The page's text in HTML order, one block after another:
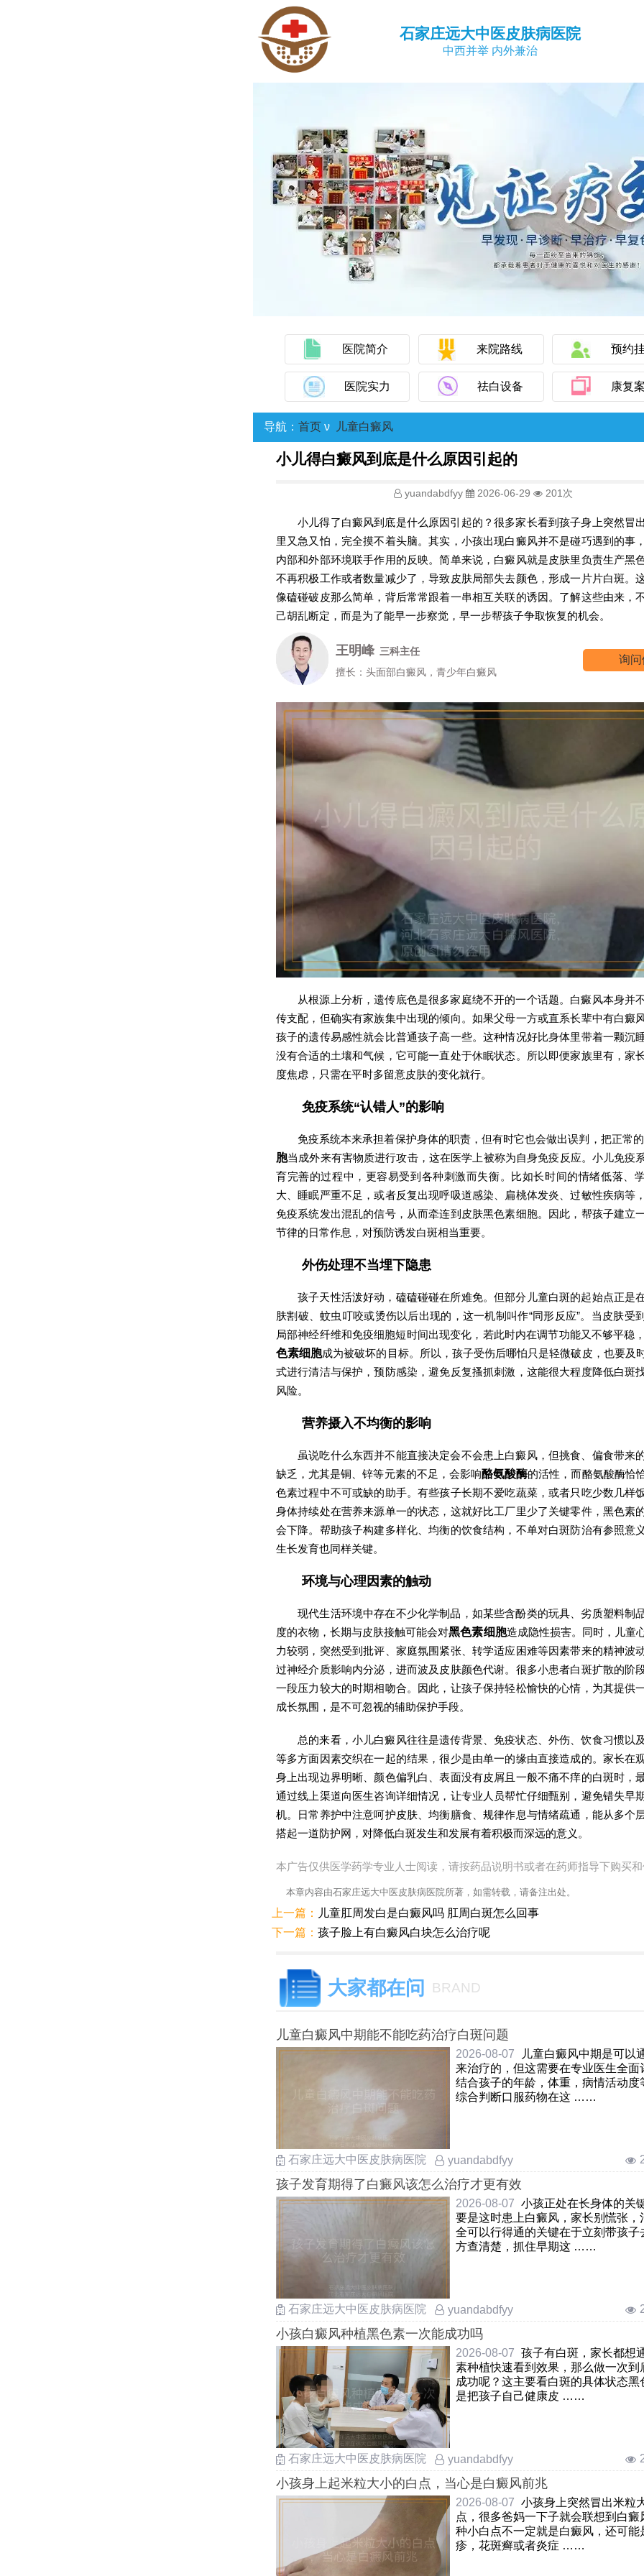
石家庄远大中医皮肤病医院
中西并举 内外兼治
医院简介 来院路线 预约
医院实力 祛白设备 康复
导航： 首页 ν 儿童白癜风
小儿得白癜风到底是什么原因引起的
yuandabdfyy 2026-06-29 201次
小儿得了白癜风到底是什么原因引起的？很多家长看到孩子身上突然冒
里又急又怕，完全摸不着头脑。其实，小孩出现白癜风并不是碰巧遇到的事
内部和外部环境联手作用的反映。简单来说，白癜风就是皮肤里负责生产黑
不再积极工作或者数量减少了，导致皮肤局部失去颜色，形成一片片白斑。
像磕碰破皮那么简单，背后常常跟着一串相互关联的诱因。了解这些由来，
己胡乱断定，而是为了能早一步察觉，早一步帮孩子争取恢复的机会。
王明峰 三科主任
擅长：头面部白癜风，青少年白癜风
询
从根源上分析，遗传底色是很多家庭绕不开的一个话题。白癜风本身并
传支配，但确实有家族集中出现的倾向。如果父母一方或直系长辈中有白癜
孩子的遗传易感性就会比普通孩子高一些。这种情况好比身体里带着一颗沉
没有合适的土壤和气候，它可能一直处于休眠状态。所以即便家族里有，家
度焦虑，只需在平时多留意皮肤的变化就行。
免疫系统“认错人”的影响
免疫系统本来承担着保护身体的职责，但有时它也会做出误判，把正常的
胞当成外来有害物质进行攻击，这在医学上被称为自身免疫反应。小儿免疫
育完善的过程中，更容易受到各种刺激而失衡。比如长时间的情绪低落、
大、睡眠严重不足，或者反复出现呼吸道感染、扁桃体发炎、过敏性疾病等
免疫系统发出混乱的信号，从而牵连到皮肤黑色素细胞。因此，帮孩子建立
节律的日常作息，对预防诱发白斑相当重要。
外伤处理不当埋下隐患
孩子天性活泼好动，磕磕碰碰在所难免。但部分儿童白斑的起始点正是
肤割破、蚊虫叮咬或烫伤以后出现的，这一机制叫作“同形反应”。当皮肤受
局部神经纤维和免疫细胞短时间出现变化，若此时内在调节功能又不够平稳
色素细胞成为被破坏的目标。所以，孩子受伤后哪怕只是轻微破皮，也要及
式进行清洁与保护，预防感染，避免反复搔抓刺激，这能很大程度降低白斑
风险。
营养摄入不均衡的影响
虽说吃什么东西并不能直接决定会不会患上白癜风，但挑食、偏食带来
缺乏，尤其是铜、锌等元素的不足，会影响酪氨酸酶的活性，而酪氨酸酶恰
色素过程中不可或缺的助手。有些孩子长期不爱吃蔬菜，或者只吃少数几样
身体持续处在营养来源单一的状态，这就好比工厂里少了关键零件，黑色素
会下降。帮助孩子构建多样化、均衡的饮食结构，不单对白斑防治有参照意
生长发育也同样关键。
环境与心理因素的触动
现代生活环境中存在不少化学制品，如某些含酚类的玩具、劣质塑料制
度的衣物，长期与皮肤接触可能会对黑色素细胞造成隐性损害。同时，儿童
力较弱，突然受到批评、家庭氛围紧张、转学适应困难等因素带来的精神波
过神经介质影响内分泌，进而波及皮肤颜色代谢。很多小患者白斑扩散的阶
一段压力较大的时期相吻合。因此，让孩子保持轻松愉快的心情，为其提供
成长氛围，是不可忽视的辅助保护手段。
总的来看，小儿白癜风往往是遗传背景、免疫状态、外伤、饮食习惯以
等多方面因素交织在一起的结果，很少是由单一的缘由直接造成的。家长在
身上出现边界明晰、颜色偏乳白、表面没有皮屑且一般不痛不痒的白斑时，
通过线上渠道向医生咨询详细情况，让专业人员帮忙仔细甄别，避免错失早
机。日常养护中注意呵护皮肤、均衡膳食、规律作息与情绪疏通，能从多个
搭起一道防护网，对降低白斑发生和发展有着积极而深远的意义。
本广告仅供医学药学专业人士阅读，请按药品说明书或者在药师指导下购买
本章内容由石家庄远大中医皮肤病医院所著，如需转载，请备注出处。
上一篇：
儿童肛周发白是白癜风吗 肛周白斑怎么回事
下一篇： 孩子脸上有白癜风白块怎么治疗呢
大家都在问 BRAND
儿童白癜风中期能不能吃药治疗白斑问题
2026-08-07
儿童白癜风中期是可以
来治疗的，但这需要在专业医生全面
结合孩子的年龄，体重，病情活动度
综合判断口服药物在这 ……
石家庄远大中医皮肤病医院 yuandabdfyy
孩子发育期得了白癜风该怎么治疗才更有效
2026-08-07 小孩正处在长身体的关
要是这时患上白癜风，家长别慌张，
全可以行得通的关键在于立刻带孩子
方查清楚，抓住早期这 ……
石家庄远大中医皮肤病医院 yuandabdfyy
小孩白癜风种植黑色素一次能成功吗
2026-08-07 孩子有白斑，家长都想
素种植快速看到效果，那么做一次到
成功呢？这主要看白斑的具体状态黑
是把孩子自己健康皮 ……
石家庄远大中医皮肤病医院 yuandabdfyy
小孩身上起米粒大小的白点，当心是白癜风前兆
2026-08-07 小孩身上突然冒出米粒
点，很多爸妈一下子就会联想到白癜
种小白点不一定就是白癜风，还可能
疹，花斑癣或者炎症 ……